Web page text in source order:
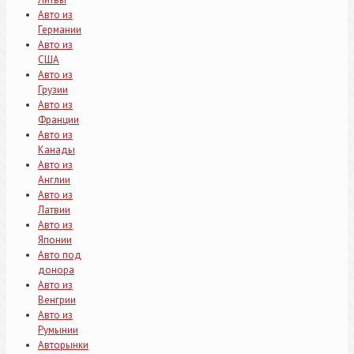
Авто из
Германии
Авто из
США
Авто из
Грузии
Авто из
Франции
Авто из
Канады
Авто из
Англии
Авто из
Латвии
Авто из
Японии
Авто под
донора
Авто из
Венгрии
Авто из
Румынии
Авторынки